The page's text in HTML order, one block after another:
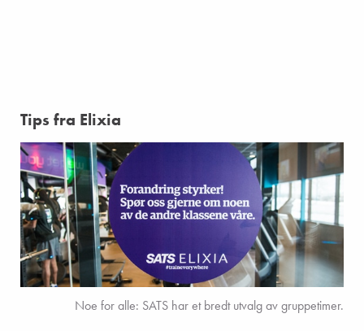
Tips fra Elixia
Noe for alle: SATS har et bredt utvalg av gruppetimer.